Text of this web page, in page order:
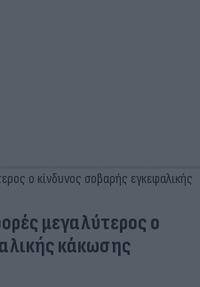
μεγαλύτερος ο
κάκωσης